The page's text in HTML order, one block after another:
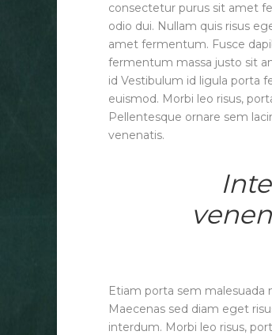
consectetur purus sit amet
odio dui. Nullam quis risus
amet fermentum. Fusce
fermentum massa justo sit
id Vestibulum id ligula porta
euismod. Morbi leo risus,
Pellentesque ornare sem
venenatis.
Etiam porta sem malesuada
Maecenas sed diam eget
interdum. Morbi leo risus,